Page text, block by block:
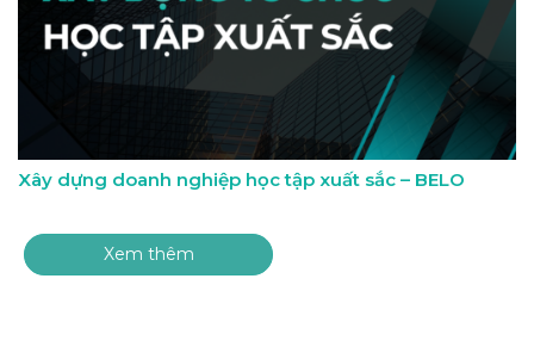
Xây dựng doanh nghiệp học tập xuất sắc – BELO
Xem thêm